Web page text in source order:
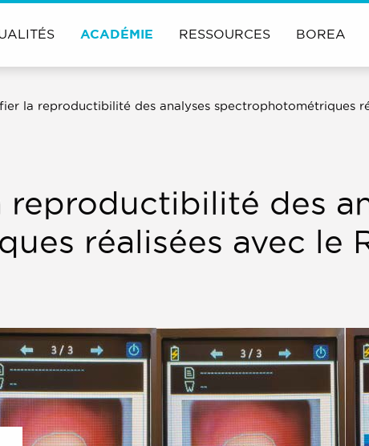
ACADÉMIE RESSOURCES BOREA
la reproductibilité des analyses spectrophotométriques
des
réalisées avec le